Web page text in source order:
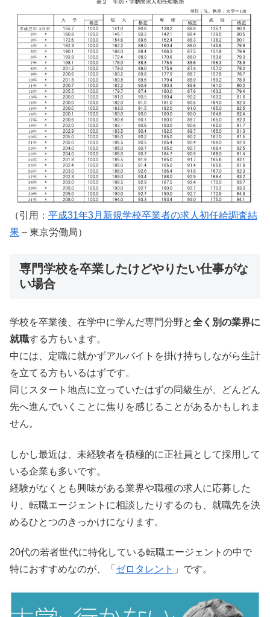
（引用： 平成31年3月新規学校卒業者の求人初任給調査結
果 – 東京労働局）
専門学校を卒業したけどやりたい仕事がな
い場合
学校を卒業後、在学中に学んだ専門分野と全く別の業界に
就職する方もいます。
中には、定職に就かずアルバイトを掛け持ちしながら生計
を立てる方もいるはずです。
同じスタート地点に立っていたはずの同級生が、どんどん
先へ進んでいくことに焦りを感じることがあるかもしれま
せん。
しかし最近は、未経験者を積極的に正社員として採用して
いる企業も多いです。
経験がなくとも興味がある業界や職種の求人に応募した
り、転職エージェントに相談したりするのも、就職先を決
めるひとつのきっかけになります。
20代の若者世代に特化している転職エージェントの中で
特におすすめなのが、「 ゼロタレント 」です。